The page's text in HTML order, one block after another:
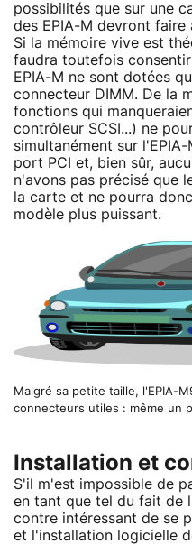
possibilités que sur une
des EPIA-M devront
Si la mémoire vive est
faudra toutefois
EPIA-M ne sont dotées
connecteur DIMM. De la
fonctions qui
contrôleur SCSI...) ne
simultanément sur
port PCI et, bien sûr,
n'avons pas précisé que
la carte et ne pourra
modèle plus puissant.
Malgré sa petite taille, l'EPIA-
connecteurs utiles : même un
Installation et
S'il m'est impossible de
en tant que tel du fait de
contre intéressant de se
et l'installation logicielle